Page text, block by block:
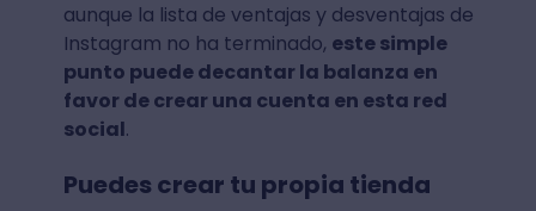
aunque la lista de ventajas y desventajas de
Instagram no ha terminado, este simple
punto puede decantar la balanza en
favor de crear una cuenta en esta red
social.
Puedes crear tu propia tienda